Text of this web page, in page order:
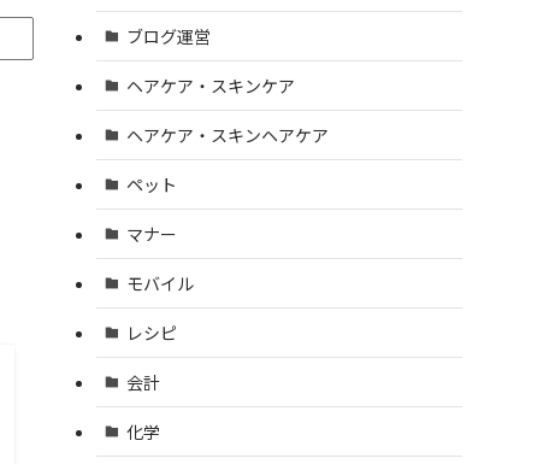
ブログ運営
ヘアケア・スキンケア
ヘアケア・スキンヘアケア
ペット
マナー
モバイル
レシピ
会計
化学